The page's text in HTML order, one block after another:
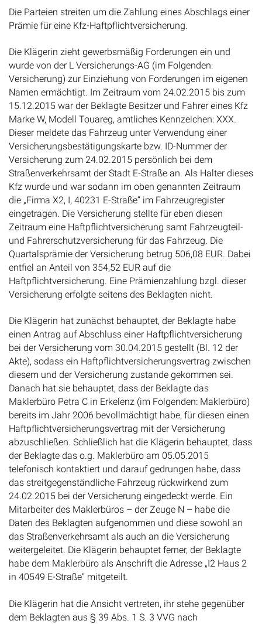
Die Parteien streiten um die Zahlung eines Abschlags einer
Prämie für eine Kfz-Haftpflichtversicherung.
Die Klägerin zieht gewerbsmäßig Forderungen ein und
wurde von der L Versicherungs-AG (im Folgenden:
Versicherung) zur Einziehung von Forderungen im eigenen
Namen ermächtigt. Im Zeitraum vom 24.02.2015 bis zum
15.12.2015 war der Beklagte Besitzer und Fahrer eines Kfz
Marke W, Modell Touareg, amtliches Kennzeichen: XXX.
Dieser meldete das Fahrzeug unter Verwendung einer
Versicherungsbestätigungskarte bzw. ID-Nummer der
Versicherung zum 24.02.2015 persönlich bei dem
Straßenverkehrsamt der Stadt E-Straße an. Als Halter dieses
Kfz wurde und war sodann im oben genannten Zeitraum
die „Firma X2, I, 40231 E-Straße“ im Fahrzeugregister
eingetragen. Die Versicherung stellte für eben diesen
Zeitraum eine Haftpflichtversicherung samt Fahrzeugteil-
und Fahrerschutzversicherung für das Fahrzeug. Die
Quartalsprämie der Versicherung betrug 506,08 EUR. Dabei
entfiel an Anteil von 354,52 EUR auf die
Haftpflichtversicherung. Eine Prämienzahlung bzgl. dieser
Versicherung erfolgte seitens des Beklagten nicht.
Die Klägerin hat zunächst behauptet, der Beklagte habe
einen Antrag auf Abschluss einer Haftpflichtversicherung
bei der Versicherung vom 30.04.2015 gestellt (Bl. 12 der
Akte), sodass ein Haftpflichtversicherungsvertrag zwischen
diesem und der Versicherung zustande gekommen sei.
Danach hat sie behauptet, dass der Beklagte das
Maklerbüro Petra C in Erkelenz (im Folgenden: Maklerbüro)
bereits im Jahr 2006 bevollmächtigt habe, für diesen einen
Haftpflichtversicherungsvertrag mit der Versicherung
abzuschließen. Schließlich hat die Klägerin behauptet, dass
der Beklagte das o.g. Maklerbüro am 05.05.2015
telefonisch kontaktiert und darauf gedrungen habe, dass
das streitgegenständliche Fahrzeug rückwirkend zum
24.02.2015 bei der Versicherung eingedeckt werde. Ein
Mitarbeiter des Maklerbüros – der Zeuge N – habe die
Daten des Beklagten aufgenommen und diese sowohl an
das Straßenverkehrsamt als auch an die Versicherung
weitergeleitet. Die Klägerin behauptet ferner, der Beklagte
habe dem Maklerbüro als Anschrift die Adresse „I2 Haus 2
in 40549 E-Straße“ mitgeteilt.
Die Klägerin hat die Ansicht vertreten, ihr stehe gegenüber
dem Beklagten aus § 39 Abs. 1 S. 3 VVG nach